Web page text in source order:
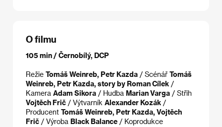
O filmu
105 min / Černobílý, DCP
Režie Tomáš Weinreb, Petr Kazda / Scénář Tomáš
Weinreb, Petr Kazda, story by Roman Cílek /
Kamera Adam Sikora / Hudba Marian Varga / Střih
Vojtěch Frič / Výtvarník Alexander Kozák /
Producent Tomáš Weinreb, Petr Kazda, Vojtěch
Frič / Výroba Black Balance / Koprodukce